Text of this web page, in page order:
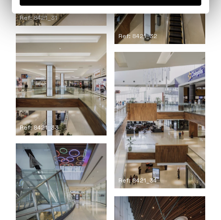
Ref: 8421_31
Ref: 8421_32
Ref: 8421_33
Ref: 8421_34